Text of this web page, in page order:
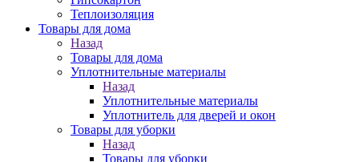
Теплоизоляция
Товары для дома
Назад
Товары для дома
Уплотнительные материалы
Назад
Уплотнительные материалы
Уплотнитель для дверей и окон
Товары для уборки
Назад
Товары для уборки